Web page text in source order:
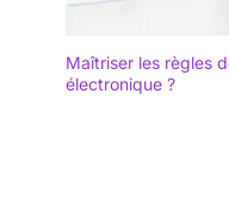
Maîtriser les règles
électronique ?